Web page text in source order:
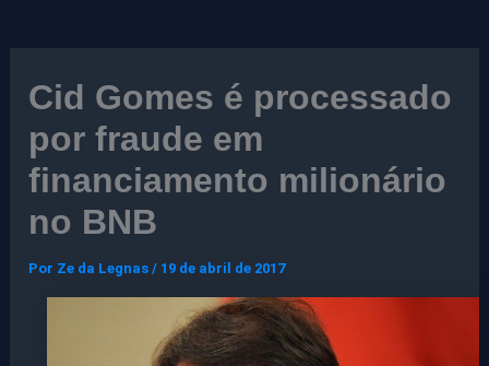
Cid Gomes é processado
por fraude em
financiamento milionário
no BNB
Por Ze da Legnas/ 19 de abril de 2017